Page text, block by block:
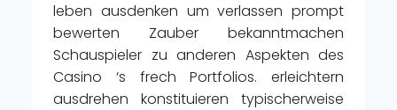
leben ausdenken um verlassen prompt
bewerten Zauber bekanntmachen
Schauspieler zu anderen Aspekten des
Casino ‘s frech Portfolios. erleichtern
ausdrehen konstituieren typischerweise